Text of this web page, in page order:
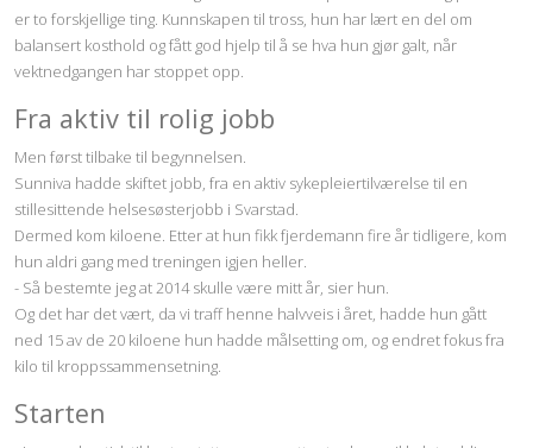
er to forskjellige ting. Kunnskapen til tross, hun har lært en del om
balansert kosthold og fått god hjelp til å se hva hun gjør galt, når
vektnedgangen har stoppet opp.
Fra aktiv til rolig jobb
Men først tilbake til begynnelsen.
Sunniva hadde skiftet jobb, fra en aktiv sykepleiertilværelse til en
stillesittende helsesøsterjobb i Svarstad.
Dermed kom kiloene. Etter at hun fikk fjerdemann fire år tidligere, kom
hun aldri gang med treningen igjen heller.
- Så bestemte jeg at 2014 skulle være mitt år, sier hun.
Og det har det vært, da vi traff henne halvveis i året, hadde hun gått
ned 15 av de 20 kiloene hun hadde målsetting om, og endret fokus fra
kilo til kroppssammensetning.
Starten